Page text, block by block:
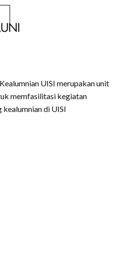
UISI merupakan unit
memfasilitasi kegiatan
kealumnian di UISI